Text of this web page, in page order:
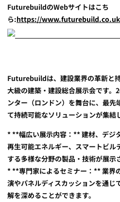
FuturebuildのWebサイトはこち
ら:https://
Futurebuildは、建設業界の革新と
大級の建築・建設総合展示会です。
ンター（ロンドン）を舞台に、最先
て持続可能なソリューションが集結
* **幅広い展示内容：** 建材、デジ
再生可能エネルギー、スマートビル
する多様な分野の製品・技術が展示
* **専門家によるセミナー：** 業界
演やパネルディスカッションを通じ
解を深めることができます。